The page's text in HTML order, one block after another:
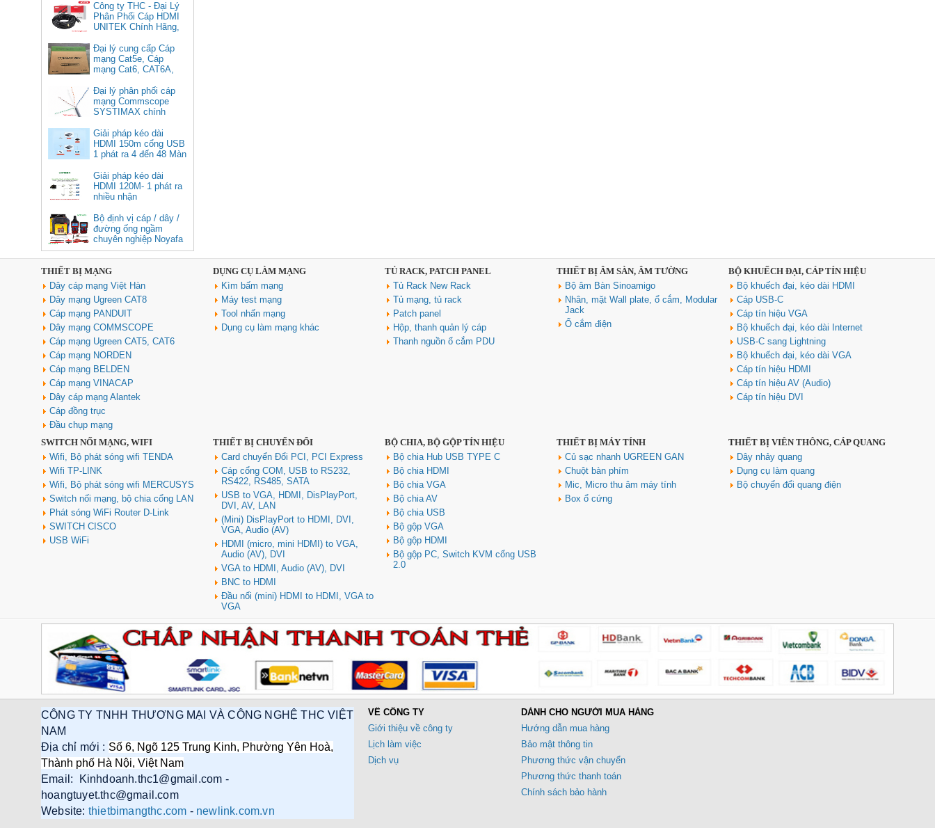
Cáp chuyển USB Type-C sang
Displayport 1.4 độ phân giải
cao cấp
Giá: 350,000 VNĐ
Cáp âm thanh 2x1.5 chống
nhiễu chống cháy ALANTEK
301-FRS015-E01P-3SG5 cao cấp
Giá: Liên hệ
Hub USB Type C Groovy Robot
Uno 6 in 1 ra USB-C, USB-A 3.2,
HDMI 4K@60Hz, Sạc PD 100W
Ugreen 35998
Giá: 650,000 VNĐ
Hub USB Type-C 6 in 1 HDMI
4K@60Hz, Hub USB 3.0, Lan,
PD 100W Ugreen 45000 cao cấp
Giá: 650,000 VNĐ
Cáp điều khiển 2 đôi 22AWG
(Belden Control 22AWG 2pair
cable 305m cuộn) - (8723) cao
Công ty THC - Đại Lý
Phân Phối Cáp HDMI
UNITEK Chính Hãng,
Đại lý cung cấp Cáp
mạng Cat5e, Cáp
mạng Cat6, CAT6A,
Commscope
Đại lý phân phối cáp
mạng Commscope
SYSTIMAX chính
Giải pháp kéo dài
HDMI 150m cổng USB
1 phát ra 4 đến 48 Màn
Giải pháp kéo dài
HDMI 120M- 1 phát ra
nhiều nhận
Bộ định vị cáp / dây /
đường ống ngầm
chuyên nghiệp Noyafa
NF-826
THIẾT BỊ MẠNG
Dây cáp mạng Việt Hàn
Dây mạng Ugreen CAT8
Cáp mạng PANDUIT
Dây mạng COMMSCOPE
Cáp mạng Ugreen CAT5, CAT6
Cáp mạng NORDEN
Cáp mạng BELDEN
Cáp mạng VINACAP
Dây cáp mạng Alantek
Cáp đồng trục
Đầu chụp mạng
DỤNG CỤ LÀM MẠNG
Kìm bấm mạng
Máy test mạng
Tool nhấn mạng
Dụng cụ làm mạng khác
TỦ RACK, PATCH PANEL
Tủ Rack New Rack
Tủ mạng, tủ rack
Patch panel
Hộp, thanh quản lý cáp
Thanh nguồn ổ cắm PDU
THIẾT BỊ ÂM SÀN, ÂM TƯỜNG
Bộ âm Bàn Sinoamigo
Nhân, mặt Wall plate, ổ cắm, Modular
Jack
Ổ cắm điện
BỘ KHUẾCH ĐẠI, CÁP TÍN HIỆU
Bộ khuếch đại, kéo dài HDMI
Cáp USB-C
Cáp tín hiệu VGA
Bộ khuếch đại, kéo dài Internet
USB-C sang Lightning
Bộ khuếch đại, kéo dài VGA
Cáp tín hiệu HDMI
Cáp tín hiệu AV (Audio)
Cáp tín hiệu DVI
SWITCH NỐI MẠNG, WIFI
Wifi, Bộ phát sóng wifi TENDA
Wifi TP-LINK
Wifi, Bộ phát sóng wifi MERCUSYS
Switch nối mạng, bộ chia cổng LAN
Phát sóng WiFi Router D-Link
SWITCH CISCO
USB WiFi
THIẾT BỊ CHUYỂN ĐỔI
Card chuyển Đổi PCI, PCI Express
Cáp cổng COM, USB to RS232,
RS422, RS485, SATA
USB to VGA, HDMI, DisPlayPort,
DVI, AV, LAN
(Mini) DisPlayPort to HDMI, DVI,
VGA, Audio (AV)
HDMI (micro, mini HDMI) to VGA,
Audio (AV), DVI
VGA to HDMI, Audio (AV), DVI
BNC to HDMI
Đầu nối (mini) HDMI to HDMI, VGA to
VGA
BỘ CHIA, BỘ GỘP TÍN HIỆU
Bộ chia Hub USB TYPE C
Bộ chia HDMI
Bộ chia VGA
Bộ chia AV
Bộ chia USB
Bộ gộp VGA
Bộ gộp HDMI
Bộ gộp PC, Switch KVM cổng USB
2.0
THIẾT BỊ MÁY TÍNH
Củ sạc nhanh UGREEN GAN
Chuột bàn phím
Mic, Micro thu âm máy tính
Box ổ cứng
THIẾT BỊ VIỄN THÔNG, CÁP QUANG
Dây nhảy quang
Dụng cụ làm quang
Bộ chuyển đổi quang điện
CÔNG TY TNHH THƯƠNG MẠI VÀ CÔNG NGHỆ THC VIỆT
NAM
Địa chỉ mới : Số 6, Ngõ 125 Trung Kinh, Phường Yên Hoà,
Thành phố Hà Nội, Việt Nam
Email: Kinhdoanh.thc1@gmail.com -
hoangtuyet.thc@gmail.com
Website: thietbimangthc.com - newlink.com.vn
VỀ CÔNG TY
Giới thiệu về công ty
Lịch làm việc
Dịch vụ
DÀNH CHO NGƯỜI MUA HÀNG
Hướng dẫn mua hàng
Bảo mật thông tin
Phương thức vận chuyển
Phương thức thanh toán
Chính sách bảo hành